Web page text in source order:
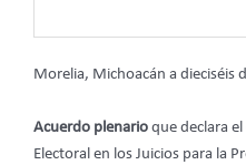
Morelia, Michoacán a dieciséis
Acuerdo plenario que declara el
Electoral en los Juicios para la